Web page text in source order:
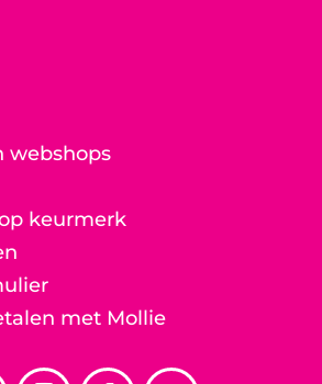
webshops
keurmerk
met Mollie